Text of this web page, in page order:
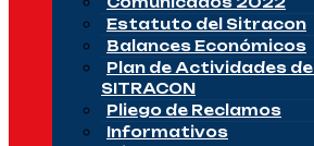
Estatuto del Sitracon
Balances Económicos
Plan de Actividades del
SITRACON
Pliego de Reclamos
Informativos